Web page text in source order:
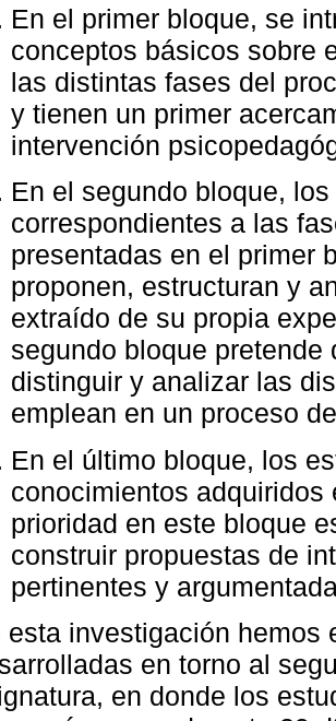
En el primer bloque, se
conceptos básicos sobre
las distintas fases del
y tienen un primer
intervención
En el segundo bloque,
correspondientes a las
presentadas en el primer
proponen, estructuran y
extraído de su propia
segundo bloque
distinguir y analizar las
emplean en un proceso
En el último bloque, los
conocimientos
prioridad en este bloque
construir propuestas de
pertinentes y
esta investigación hemos
en torno al
en donde los